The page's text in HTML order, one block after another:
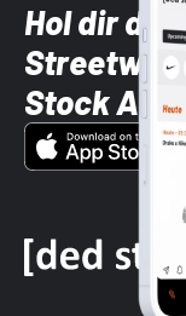
Hol dir die
Stock App